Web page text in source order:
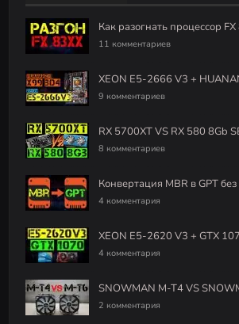
Как разогнать процессор
11 комментариев
XEON E5-2666 V3 +
9 комментариев
RX 5700XT VS RX 580 8Gb
8 комментариев
Конвертация MBR в GPT
4 комментария
XEON E5-2620 V3 + GTX
4 комментария
SNOWMAN M-T4 VS
2 комментария